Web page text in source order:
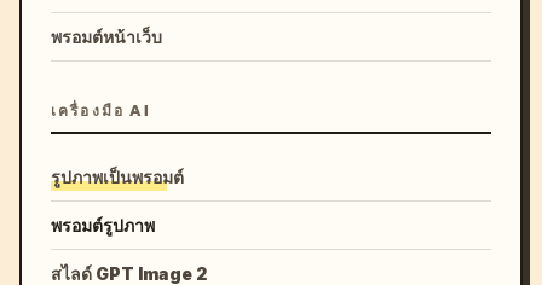
พรอมต์หน้าเว็บ
เครื่องมือ AI
รูปภาพเป็นพรอมต์
พรอมต์รูปภาพ
สไลด์ GPT Image 2